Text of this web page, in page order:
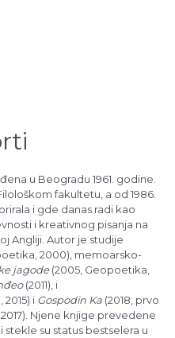
u Beogradu 1961. godine.
fakultetu, a od 1986.
i gde danas radi kao
i kreativnog pisanja na
Angliji. Autor je studije
2000), memoarsko-
jagode(2005, Geopoetika,
(2011), i
i Gospodin Ka (2018, prvo
Njene knjige prevedene
stekle su status bestselera u